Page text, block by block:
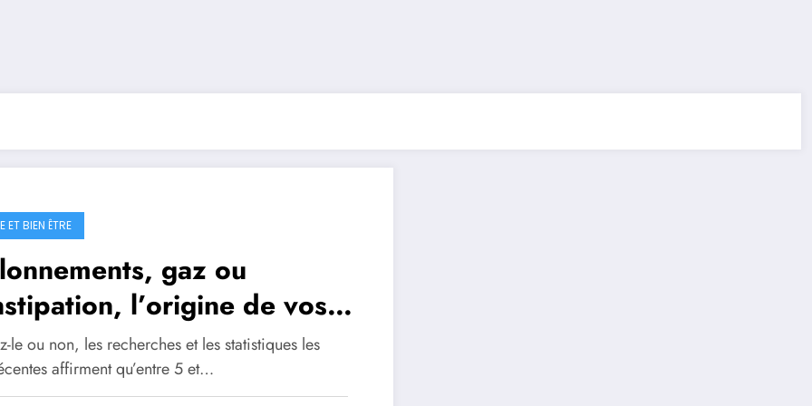
ET BIEN ÊTRE
gaz ou
l’origine de vos
digestifs !
le ou non, les recherches et les statistiques les
affirment qu’entre 5 et…